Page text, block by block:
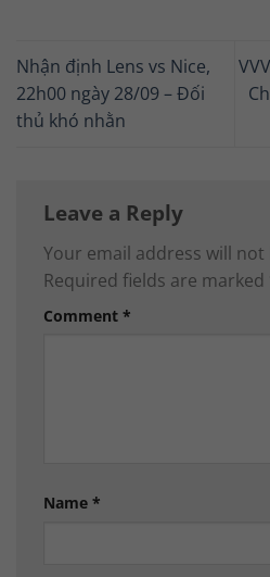
Nhận định Lens vs Nice,
22h00 ngày 28/09 – Đối
thủ khó nhằn
Leave a Reply
Your email address will
Required fields are marked
Comment *
Name *